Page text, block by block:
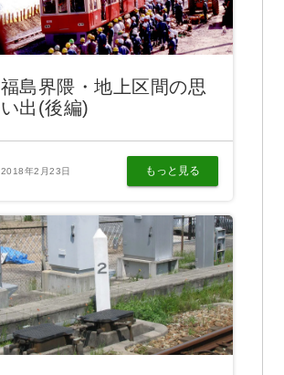
福島界隈・地上区間の思
い出(後編)
2018年2月23日 もっと見る